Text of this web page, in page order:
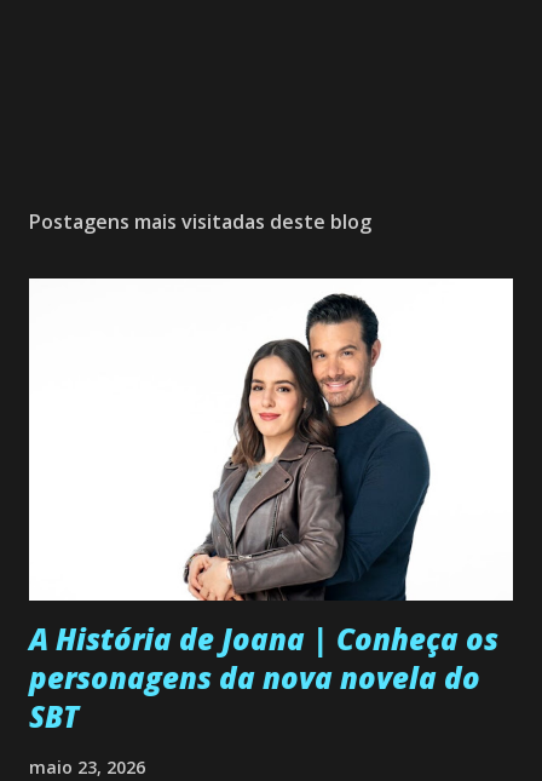
Postagens mais visitadas deste blog
A História de Joana | Conheça os
personagens da nova novela do
SBT
maio 23, 2026